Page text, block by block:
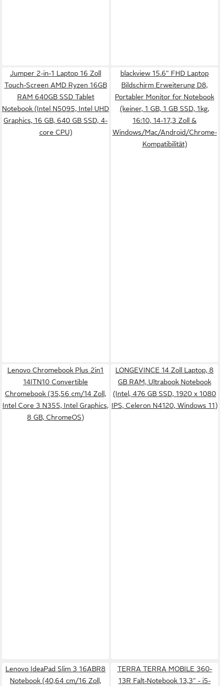
Jumper 2-in-1 Laptop 16 Zoll
Touch-Screen AMD Ryzen 16GB
RAM 640GB SSD Tablet
Notebook (Intel N5095, Intel UHD
Graphics, 16 GB, 640 GB SSD, 4-
core CPU)
blackview 15.6" FHD Laptop
Bildschirm Erweiterung D8,
Portabler Monitor for Notebook
(keiner, 1 GB, 1 GB SSD, 1kg,
16:10, 14-17,3 Zoll &
Windows/Mac/Android/Chrome-
Kompatibilität)
Lenovo Chromebook Plus 2in1
14ITN10 Convertible
Chromebook (35,56 cm/14 Zoll,
Intel Core 3 N355, Intel Graphics,
8 GB, ChromeOS)
LONGEVINCE 14 Zoll Laptop, 8
GB RAM, Ultrabook Notebook
(Intel, 476 GB SSD, 1920 x 1080
IPS, Celeron N4120, Windows 11)
Lenovo IdeaPad Slim 3 16ABR8
Notebook (40,64 cm/16 Zoll,
TERRA TERRA MOBILE 360-
13R Falt-Notebook 13,3" - i5-